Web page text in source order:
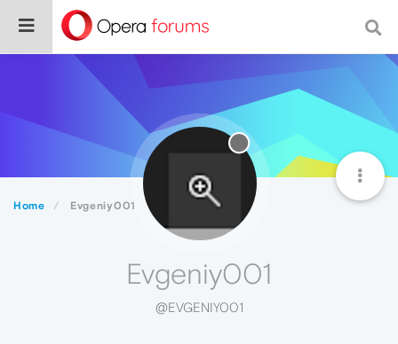
Home Evgeniy001
Evgeniy001
@EVGENIY001